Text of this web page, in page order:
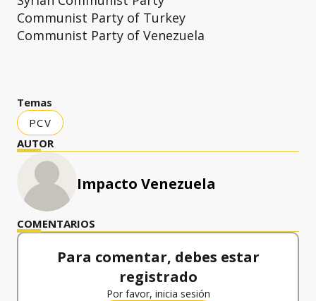
Communist Party of Turkey
Communist Party of Venezuela
Temas
PCV
AUTOR
Impacto Venezuela
COMENTARIOS
Para comentar, debes estar
registrado
Por favor, inicia sesión